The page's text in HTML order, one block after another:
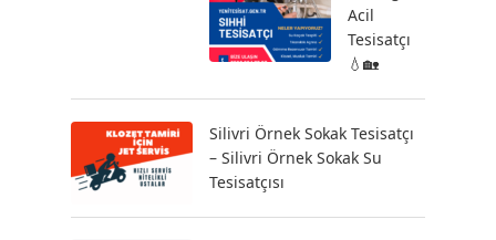
Acil
Tesisatçı
💧🏡
Silivri Örnek Sokak Tesisatçı
– Silivri Örnek Sokak Su
Tesisatçısı